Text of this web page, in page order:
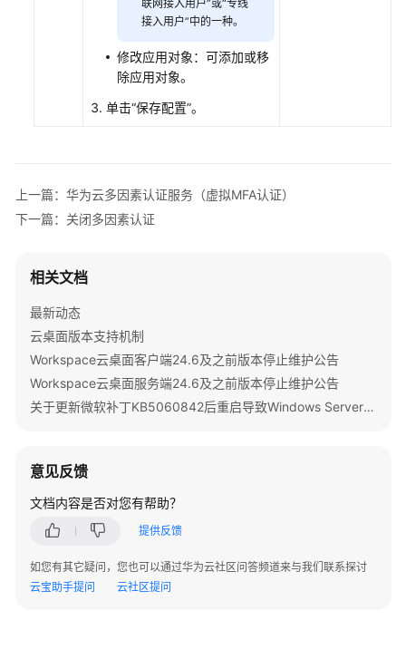
安
全
务
管
理
维
边
小
联网接入用户”或“专线
接入用户”中的一种。
修改应用对象：可添加或移
除应用对象。
单击“保存配置”。
上一篇：华为云多因素认证服务（虚拟MFA认证）
下一篇：关闭多因素认证
相关文档
最新动态
云桌面版本支持机制
Workspace云桌面客户端24.6及之前版本停止维护公告
Workspace云桌面服务端24.6及之前版本停止维护公告
关于更新微软补丁KB5060842后重启导致Windows Server 2022发放的桌面无法启动的公告
意见反馈
文档内容是否对您有帮助？
提供反馈
如您有其它疑问，您也可以通过华为云社区问答频道来与我们联系探讨
云宝助手提问
云社区提问